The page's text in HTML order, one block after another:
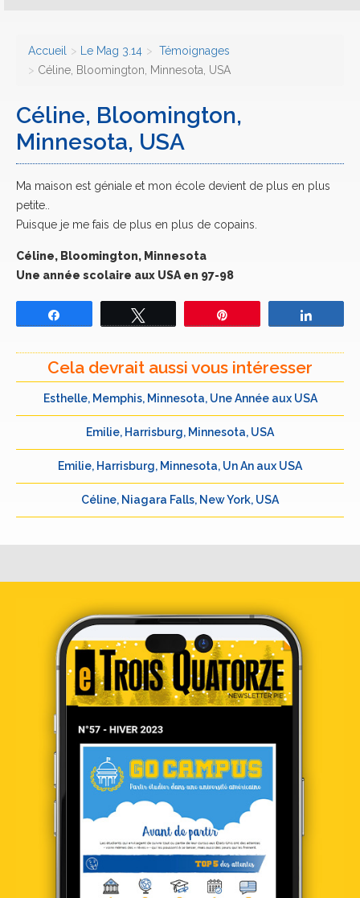
Accueil Le Mag 3.14
Témoignages
Céline, Bloomington, Minnesota, USA
Céline, Bloomington,
Minnesota, USA
Ma maison est géniale et mon école devient de plus en plus
petite..
Puisque je me fais de plus en plus de copains.
Céline, Bloomington, Minnesota
Une année scolaire aux USA en 97-98
Cela devrait aussi vous intéresser
Esthelle, Memphis, Minnesota, Une Année aux USA
Emilie, Harrisburg, Minnesota, USA
Emilie, Harrisburg, Minnesota, Un An aux USA
Céline, Niagara Falls, New York, USA